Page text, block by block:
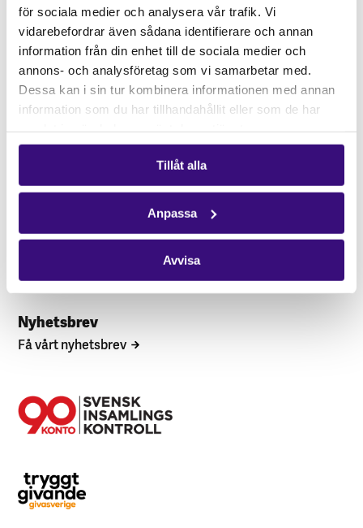
för sociala medier och analysera vår trafik. Vi
vidarebefordrar även sådana identifierare och annan
information från din enhet till de sociala medier och
annons- och analysföretag som vi samarbetar med.
Dessa kan i sin tur kombinera informationen med annan
information som du har tillhandahållit eller som de har
Tillåt alla
Anpassa
Avvisa
Hitta snabbt
STÖD OSS
Engagera dig
Vårt arbete
Hitta kontaktperson
Följ oss
Instagram
Nyhetsbrev
Få vårt nyhetsbrev